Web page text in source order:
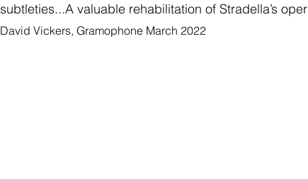
subtleties...A valuable rehabilitation of Stradella’s
David Vickers, Gramophone March 2022